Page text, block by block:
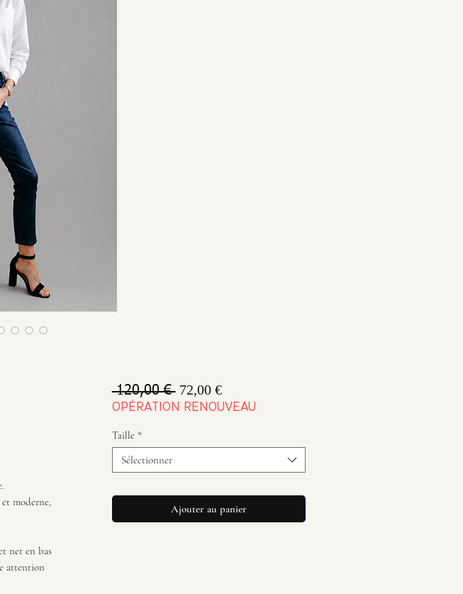
moderne,
net en bas
attention
120,00 € Prix
original
72,00 €Prix
promotionnel
OPÉRATION RENOUVEAU
Taille *
Sélectionner
Ajouter au panier